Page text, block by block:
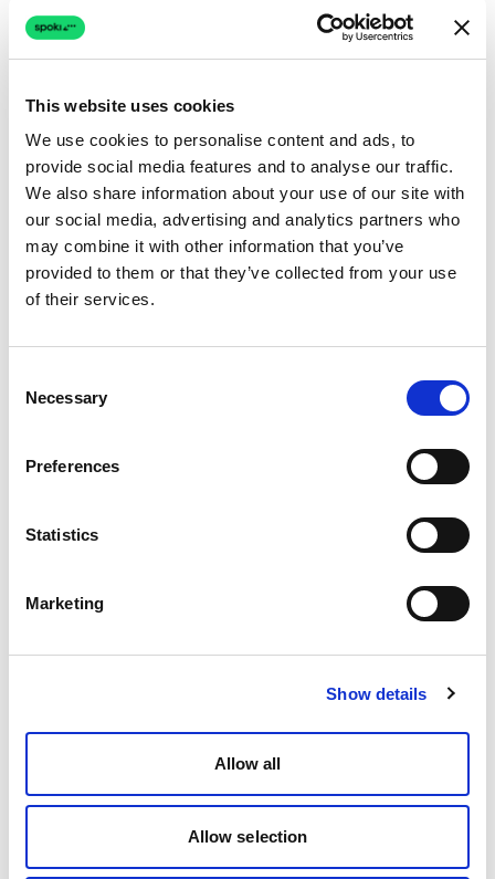
This website uses cookies
We use cookies to personalise content and ads, to
provide social media features and to analyse our traffic.
We also share information about your use of our site with
our social media, advertising and analytics partners who
may combine it with other information that you’ve
provided to them or that they’ve collected from your use
of their services.
Selection
Necessary
Preferences
Statistics
Marketing
Show details
Allow all
Allow selection